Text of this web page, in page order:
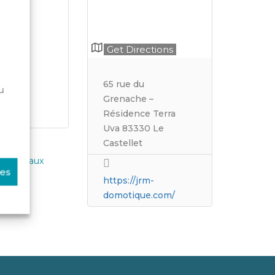
Réseaux
Get Directions
65 rue du
Grenache –
Résidence Terra
Uva 83330 Le
Castellet
https://jrm-
domotique.com/